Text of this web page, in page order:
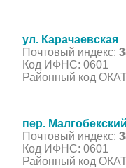
ул. Карачаевская
Почтовый индекс:
Код ИФНС: 0601
Районный код
пер.
Почтовый индекс:
Код ИФНС: 0601
Районный код